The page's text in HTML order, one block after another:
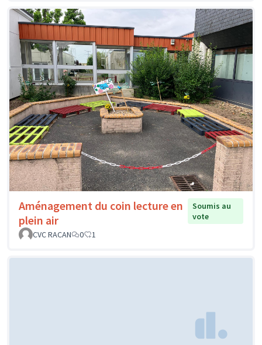
Aménagement du coin lecture en
plein air
Soumis au
vote
CVC RACAN
0 1